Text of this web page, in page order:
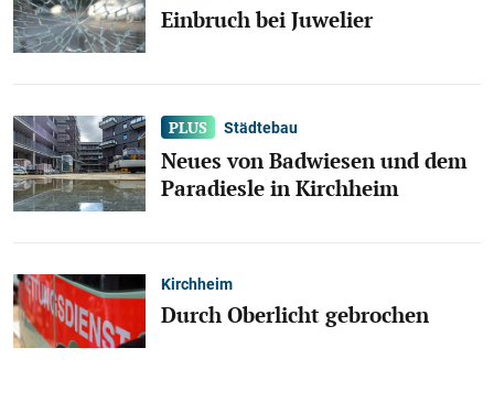
Einbruch bei Juwelier
Städtebau
Neues von Badwiesen und dem
Paradiesle in Kirchheim
Kirchheim
Durch Oberlicht gebrochen